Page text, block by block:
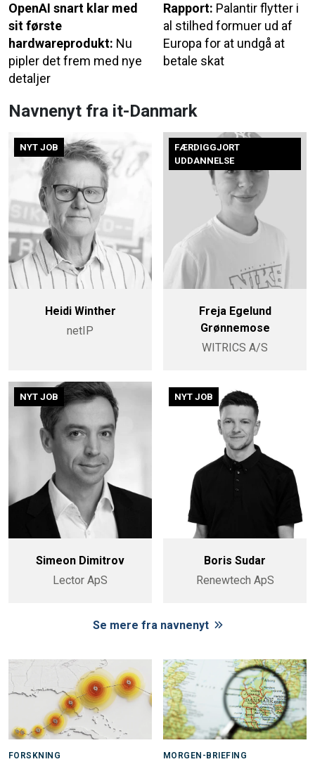
OpenAI snart klar med
sit første
hardwareprodukt: Nu
pipler det frem med nye
detaljer
Rapport: Palantir flytter i
al stilhed formuer ud af
Europa for at undgå at
betale skat
Navnenyt fra it-Danmark
NYT JOB
Heidi Winther
netIP
FÆRDIGGJORT
UDDANNELSE
Freja Egelund
Grønnemose
WITRICS A/S
NYT JOB
Simeon Dimitrov
Lector ApS
NYT JOB
Boris Sudar
Renewtech ApS
Se mere fra navnenyt
FORSKNING MORGEN-BRIEFING